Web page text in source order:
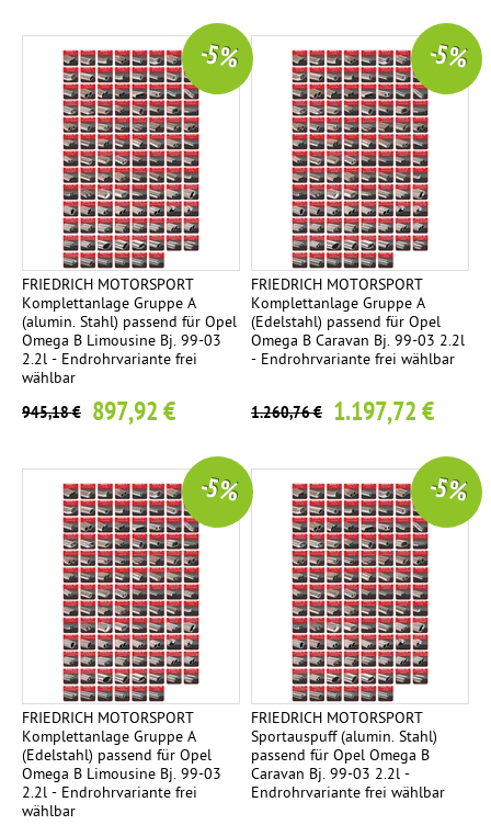
FRIEDRICH MOTORSPORT
Komplettanlage Gruppe A
(alumin. Stahl) passend für Opel
Omega B Limousine Bj. 99-03
2.2l - Endrohrvariante frei
wählbar
945,18 € 897,92 €
-5 %
FRIEDRICH MOTORSPORT
Komplettanlage Gruppe A
(Edelstahl) passend für Opel
Omega B Caravan Bj. 99-03 2.2l
- Endrohrvariante frei wählbar
1.260,76 € 1.197,72 €
-5 %
FRIEDRICH MOTORSPORT
Komplettanlage Gruppe A
(Edelstahl) passend für Opel
Omega B Limousine Bj. 99-03
2.2l - Endrohrvariante frei
wählbar
-5 %
FRIEDRICH MOTORSPORT
Sportauspuff (alumin. Stahl)
passend für Opel Omega B
Caravan Bj. 99-03 2.2l -
Endrohrvariante frei wählbar
-5 %